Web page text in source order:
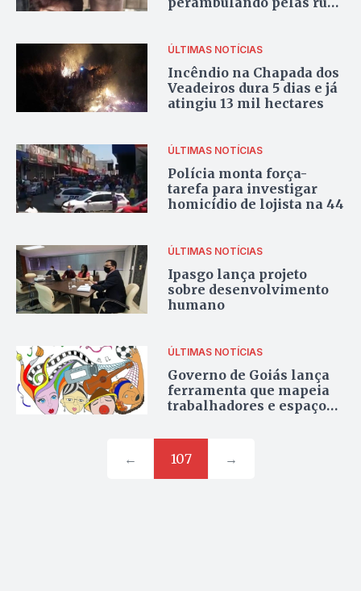
ÚLTIMAS NOTÍCIAS
Incêndio na Chapada dos
Veadeiros dura 5 dias e já
atingiu 13 mil hectares
ÚLTIMAS NOTÍCIAS
Polícia monta força-
tarefa para investigar
homicídio de lojista na 44
ÚLTIMAS NOTÍCIAS
Ipasgo lança projeto
sobre desenvolvimento
humano
ÚLTIMAS NOTÍCIAS
Governo de Goiás lança
ferramenta que mapeia
trabalhadores e espaços
← 107 →